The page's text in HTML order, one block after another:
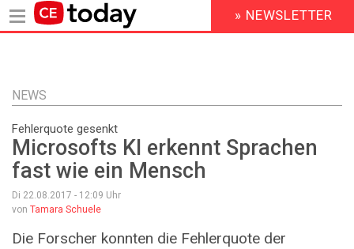
Inhalt
HEADER
MENU
» NEWSLETTER
NEWS
Fehlerquote gesenkt
Microsofts KI erkennt Sprachen
fast wie ein Mensch
Di 22.08.2017 - 12:09 Uhr
von Tamara Schuele
Die Forscher konnten die Fehlerquote der